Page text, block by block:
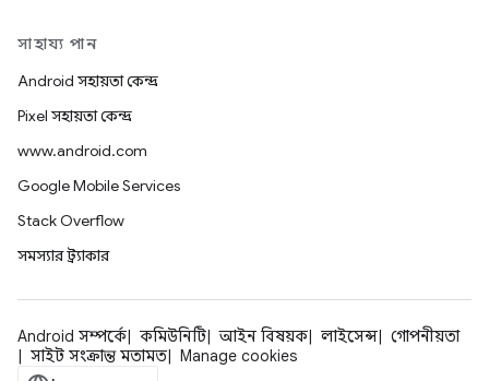
সাহায্য পান
Android সহায়তা কেন্দ্র
Pixel সহায়তা কেন্দ্র
www.android.com
Google Mobile Services
Stack Overflow
সমস্যার ট্র্যাকার
Android সম্পর্কে কমিউনিটি আইন বিষয়ক লাইসেন্স
গোপনীয়তা
সাইট সংক্রান্ত মতামত
Manage cookies